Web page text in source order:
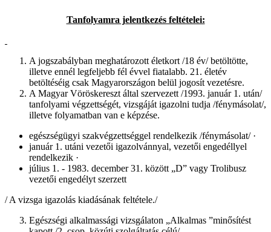
Tanfolyamra jelentkezés feltételei:
A jogszabályban meghatározott életkort /18 év/ betöltötte,
illetve ennél legfeljebb fél évvel fiatalabb. 21. életév
betöltéséig csak Magyarországon belül jogosít vezetésre.
A Magyar Vöröskereszt által szervezett /1993. január 1. után/
tanfolyami végzettségét, vizsgáját igazolni tudja /fénymásolat/,
illetve folyamatban van e képzése.
egészségügyi szakvégzettséggel rendelkezik /fénymásolat/ ·
január 1. utáni vezetői igazolvánnyal, vezetői engedéllyel
rendelkezik ·
július 1. - 1983. december 31. között „D” vagy Trolibusz
vezetői engedélyt szerzett
/ A vizsga igazolás kiadásának feltétele./
Egészségi alkalmassági vizsgálaton „Alkalmas ”minősítést